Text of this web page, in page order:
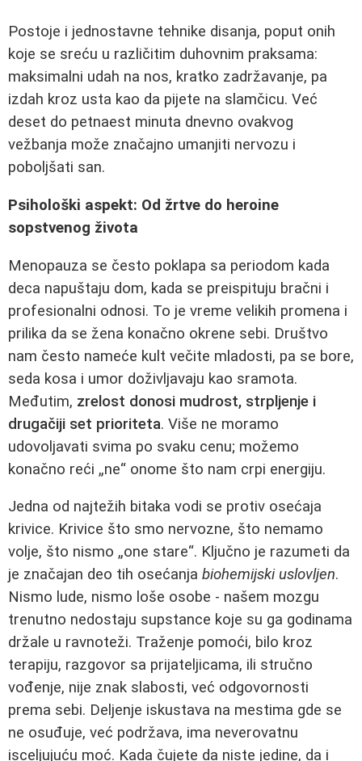
Postoje i jednostavne tehnike disanja, poput onih
koje se sreću u različitim duhovnim praksama:
maksimalni udah na nos, kratko zadržavanje, pa
izdah kroz usta kao da pijete na slamčicu. Već
deset do petnaest minuta dnevno ovakvog
vežbanja može značajno umanjiti nervozu i
poboljšati san.
Psihološki aspekt: Od žrtve do heroine
sopstvenog života
Menopauza se često poklapa sa periodom kada
deca napuštaju dom, kada se preispituju bračni i
profesionalni odnosi. To je vreme velikih promena i
prilika da se žena konačno okrene sebi. Društvo
nam često nameće kult večite mladosti, pa se bore,
seda kosa i umor doživljavaju kao sramota.
Međutim, zrelost donosi mudrost, strpljenje i
drugačiji set prioriteta. Više ne moramo
udovoljavati svima po svaku cenu; možemo
konačno reći „ne“ onome što nam crpi energiju.
Jedna od najtežih bitaka vodi se protiv osećaja
krivice. Krivice što smo nervozne, što nemamo
volje, što nismo „one stare“. Ključno je razumeti da
je značajan deo tih osećanja biohemijski uslovljen.
Nismo lude, nismo loše osobe - našem mozgu
trenutno nedostaju supstance koje su ga godinama
držale u ravnoteži. Traženje pomoći, bilo kroz
terapiju, razgovor sa prijateljicama, ili stručno
vođenje, nije znak slabosti, već odgovornosti
prema sebi. Deljenje iskustava na mestima gde se
ne osuđuje, već podržava, ima neverovatnu
isceljujuću moć. Kada čujete da niste jedine, da i